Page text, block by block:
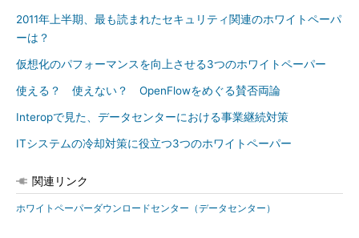
2011年上半期、最も読まれたセキュリティ関連のホワイトペーパ
ーは？
仮想化のパフォーマンスを向上させる3つのホワイトペーパー
使える？ 使えない？ OpenFlowをめぐる賛否両論
Interopで見た、データセンターにおける事業継続対策
ITシステムの冷却対策に役立つ3つのホワイトペーパー
関連リンク
ホワイトペーパーダウンロードセンター（データセンター）